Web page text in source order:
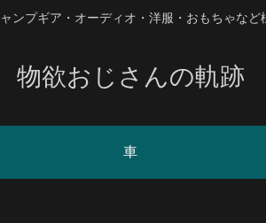
ンプギア・オーディオ・洋服・おもちゃな
物欲おじさんの軌跡
車